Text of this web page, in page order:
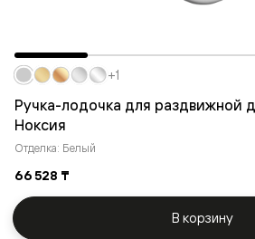
Ручка-лодочка для раздвижной
Ноксия
Отделка: Белый
66 528 ₸
+1
В корзину